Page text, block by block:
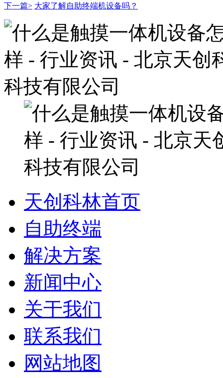
下一篇> 大家了解自助终端机设备吗？
天创科林首页
自助终端
解决方案
新闻中心
关于我们
联系我们
网站地图